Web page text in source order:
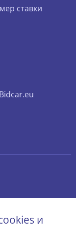
ставки
и